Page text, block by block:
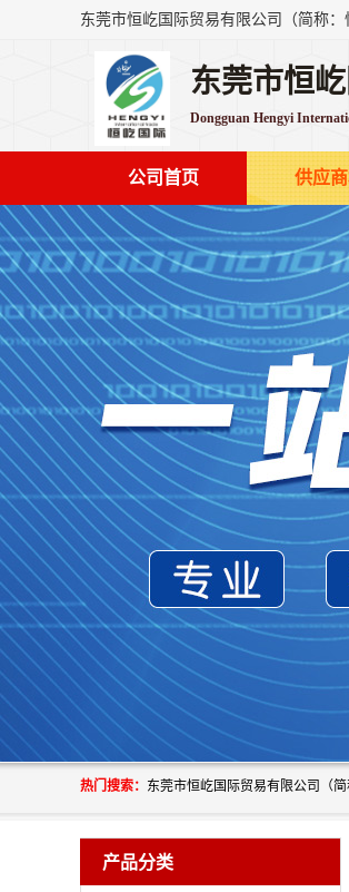
东莞市恒
Dongguan Hengyi
公司首页 供应
热门搜索：
产品分类